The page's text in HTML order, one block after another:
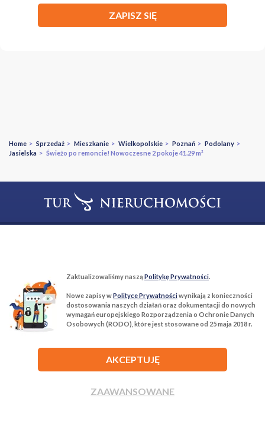
ZAPISZ SIĘ
Home > Sprzedaż > Mieszkanie > Wielkopolskie > Poznań > Podolany >
Jasielska > Świeżo po remoncie! Nowoczesne 2 pokoje 41.29 m²
03−134 Warszawa, ul. Książkowa 10/4u
ROZWIŃ
Agencja nieruchomości Tur Nieruchomości © 2026 Wszelkie prawa
zastrzeżone.
Zaktualizowaliśmy naszą Politykę Prywatności.
Nowe zapisy wPolityce Prywatnościwynikają z konieczności
dostosowania naszych działań oraz dokumentacji do nowych
wymagań europejskiego Rozporządzenia o Ochronie Danych
Osobowych (RODO), które jest stosowane od 25 maja 2018 r.
AKCEPTUJĘ
ZAAWANSOWANE